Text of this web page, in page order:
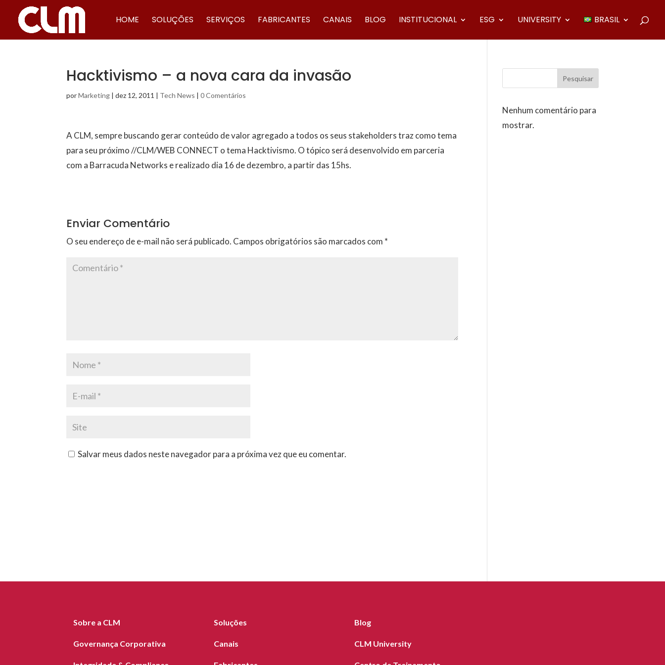
HOME SOLUÇÕES SERVIÇOS FABRICANTES CANAIS BLOG INSTITUCIONAL ESG UNIVERSITY BRASIL
Hacktivismo – a nova cara da invasão
porMarketing |dez 12, 2011 | Tech News |0 Comentários
A CLM, sempre buscando gerar conteúdo de valor agregado a todos os seus stakeholders traz como tema
para seu próximo //CLM/WEB CONNECT o tema Hacktivismo. O tópico será desenvolvido em parceria
com a Barracuda Networks e realizado dia 16 de dezembro, a partir das 15hs.
Enviar Comentário
O seu endereço de e-mail não será publicado. Campos obrigatórios são marcados com *
Salvar meus dados neste navegador para a próxima vez que eu comentar.
Pesquisar
Nenhum comentário para
mostrar.
Sobre a CLM
Governança Corporativa
Soluções
Canais
Blog
CLM University